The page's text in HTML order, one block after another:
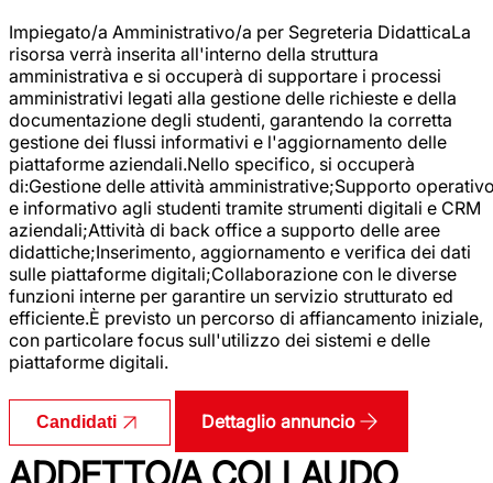
Impiegato/a Amministrativo/a per Segreteria DidatticaLa
risorsa verrà inserita all'interno della struttura
amministrativa e si occuperà di supportare i processi
amministrativi legati alla gestione delle richieste e della
documentazione degli studenti, garantendo la corretta
gestione dei flussi informativi e l'aggiornamento delle
piattaforme aziendali.Nello specifico, si occuperà
di:Gestione delle attività amministrative;Supporto
e informativo agli studenti tramite strumenti digitali e CRM
aziendali;Attività di back office a supporto delle aree
didattiche;Inserimento, aggiornamento e verifica dei dati
sulle piattaforme digitali;Collaborazione con le diverse
funzioni interne per garantire un servizio strutturato ed
efficiente.È previsto un percorso di affiancamento iniziale,
con particolare focus sull'utilizzo dei sistemi e delle
piattaforme digitali.
Candidati Dettaglio annuncio
ADDETTO/A COLLAUDO